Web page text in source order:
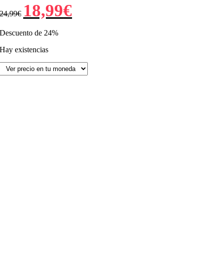
24,99€
El
precio
era:
18,99€
Descuento de 24%
Hay existencias